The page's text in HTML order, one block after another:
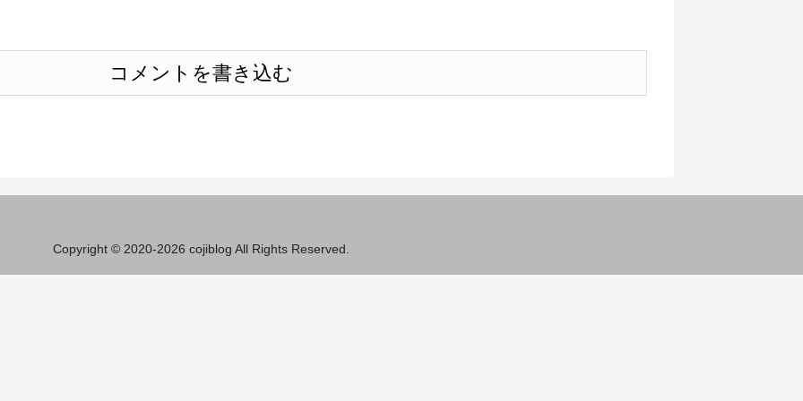
コメントを書き込む
Copyright © 2020-2026 cojiblog All Rights Reserved.